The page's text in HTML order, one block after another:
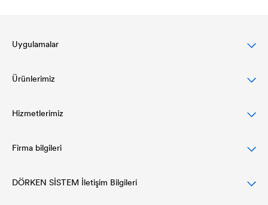
Uygulamalar
Eğimli çatılar için DELTA çözümleri
Cephe tasarımları için kapsamlı çözümler
Düz çatılarda koruma ve drenaj
Yalıtım sistemleri ve drenaj
Ürünlerimiz
Çatı örtüleri
Hava ve Buhar Bariyerleri
Yapıştırma Programı
Hizmetlerimiz
Planlama ve spesifikasyon
References
Firma bilgileri
Kurumsal yapı
DÖRKEN SİSTEM İletişim Bilgileri